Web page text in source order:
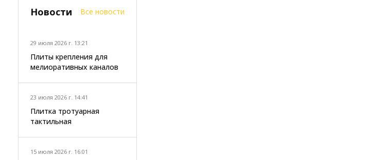
Новости Все новости
29 июля 2026 г. 13:21
Плиты крепления для
мелиоративных каналов
23 июля 2026 г. 14:41
Плитка тротуарная
тактильная
15 июля 2026 г. 16:01